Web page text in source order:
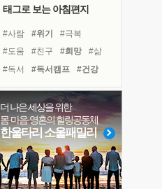
흙이 된 몸으로 출근하는 여자
꿈이 실제가 되는 것
'말 타는 법'을 먼저
졸업식 사진을 보며
아픈 아버지를 위한 공간 설계
극심한 변비, 어깨결림, 수면 장애
보고 싶은 어머니
태그로 보는 아침편지
#사람 #위기
#극복
#도움
#친구 #희망
#삶
#독서
#독서캠프
#건강
#비전캠프
#경험
#힐링
#면역력
#리더
#명상
#나눔
#유튜브
#다짐
#계획
#선택 #링컨학교
더 나은 세상을 위한
몸·마음·영혼의 힐링공동체
한울타리 소울패밀리